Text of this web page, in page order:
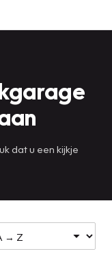
dat u een kijkje